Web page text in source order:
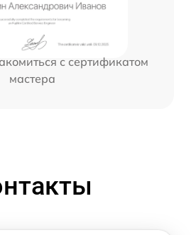
с сертификатом
мастера